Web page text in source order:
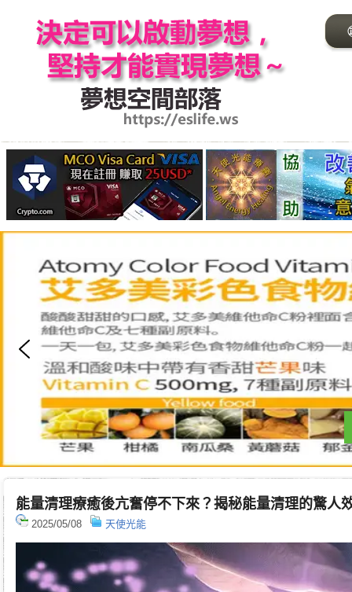
能量清理療癒後亢奮停不下來？揭秘能量清理的驚人
2025/05/08 天使光能